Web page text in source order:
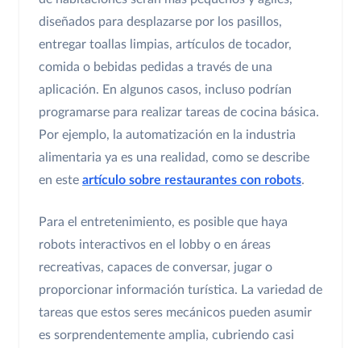
diseñados para desplazarse por los pasillos,
entregar toallas limpias, artículos de tocador,
comida o bebidas pedidas a través de una
aplicación. En algunos casos, incluso podrían
programarse para realizar tareas de cocina básica.
Por ejemplo, la automatización en la industria
alimentaria ya es una realidad, como se describe
en este artículo sobre restaurantes con robots.
Para el entretenimiento, es posible que haya
robots interactivos en el lobby o en áreas
recreativas, capaces de conversar, jugar o
proporcionar información turística. La variedad de
tareas que estos seres mecánicos pueden asumir
es sorprendentemente amplia, cubriendo casi